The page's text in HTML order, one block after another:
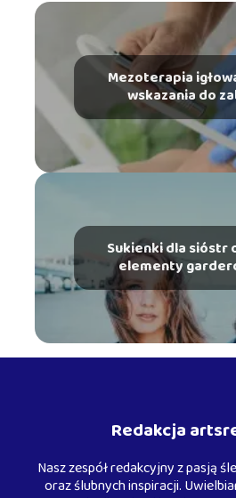
Mezoterapia
wskazania do
Sukienki dla sióstr
elementy
Redakcja
Nasz zespół redakcyjny z pasją
oraz ślubnych inspiracji.